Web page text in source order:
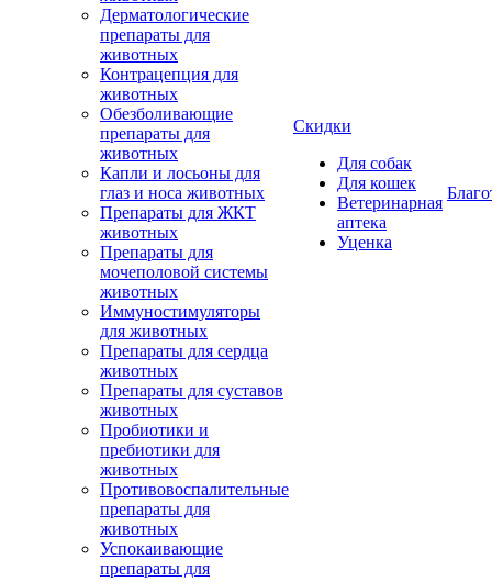
Дерматологические
препараты для
животных
Контрацепция для
животных
Обезболивающие
препараты для
животных
Капли и лосьоны для
глаз и носа животных
Препараты для ЖКТ
животных
Препараты для
мочеполовой системы
животных
Иммуностимуляторы
для животных
Препараты для сердца
животных
Препараты для суставов
животных
Пробиотики и
пребиотики для
животных
Противовоспалительные
препараты для
животных
Успокаивающие
препараты для
Скидки
Для собак
Для кошек
Ветеринарная
аптека
Уценка